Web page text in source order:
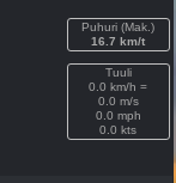
Puhuri (Mak.)
16.7 km/t
Tuuli
0.0 km/h =
0.0 m/s
0.0 mph
0.0 kts